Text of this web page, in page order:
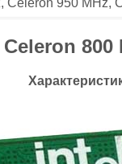
Celeron 800